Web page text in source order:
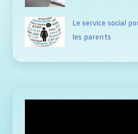
Le service social
les parents